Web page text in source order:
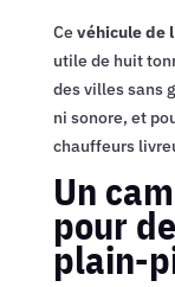
Cevéhicule de
utile de huit
des villes sans
ni sonore, et
chauffeurs
Un
pour
plain-